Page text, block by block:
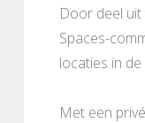
Door deel
Spaces-
locaties in
Met een